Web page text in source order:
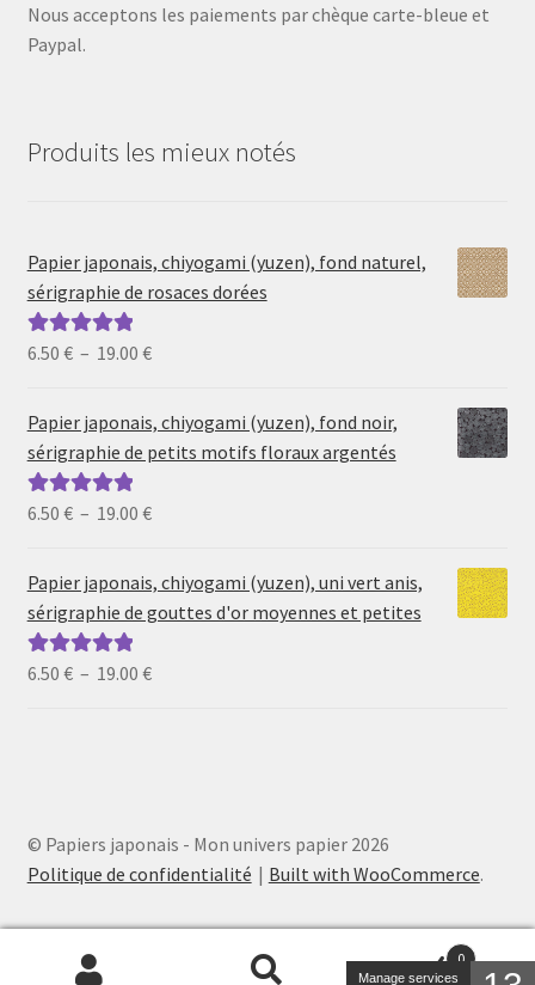
Nous acceptons les paiements par chèque carte-bleue et
Paypal.
Produits les mieux notés
Papier japonais, chiyogami (yuzen), fond naturel,
sérigraphie de rosaces dorées
Note5.00sur
6.50 € – 19.00 €Plage
prix :
6.50 €
19.00 €
Papier japonais, chiyogami (yuzen), fond noir,
sérigraphie de petits motifs floraux argentés
Note5.00sur
6.50 € – 19.00 €Plage
prix :
6.50 €
19.00 €
Papier japonais, chiyogami (yuzen), uni vert anis,
sérigraphie de gouttes d'or moyennes et petites
Note5.00sur
6.50 € – 19.00 €Plage
© Papiers japonais - Mon univers papier 2026
Politique de confidentialité
Built with WooCommerce.
0
Manage services